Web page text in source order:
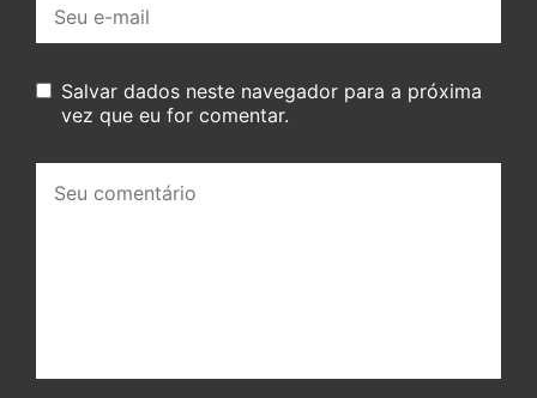
mail:
Salvar dados neste navegador para a próxima
vez que eu for comentar.
comentário: